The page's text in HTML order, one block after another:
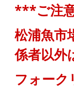
***ご注
松浦魚市
係者以外
フォーク